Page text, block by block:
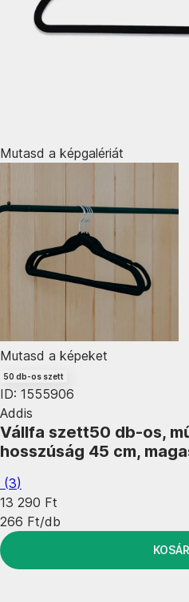
Mutasd a képgalériát
Mutasd a képeket
50 db-os szett
ID: 1555906
Addis
Vállfa szett50 db-os,
hosszúság 45 cm,
(3)
13 290 Ft
266 Ft/db